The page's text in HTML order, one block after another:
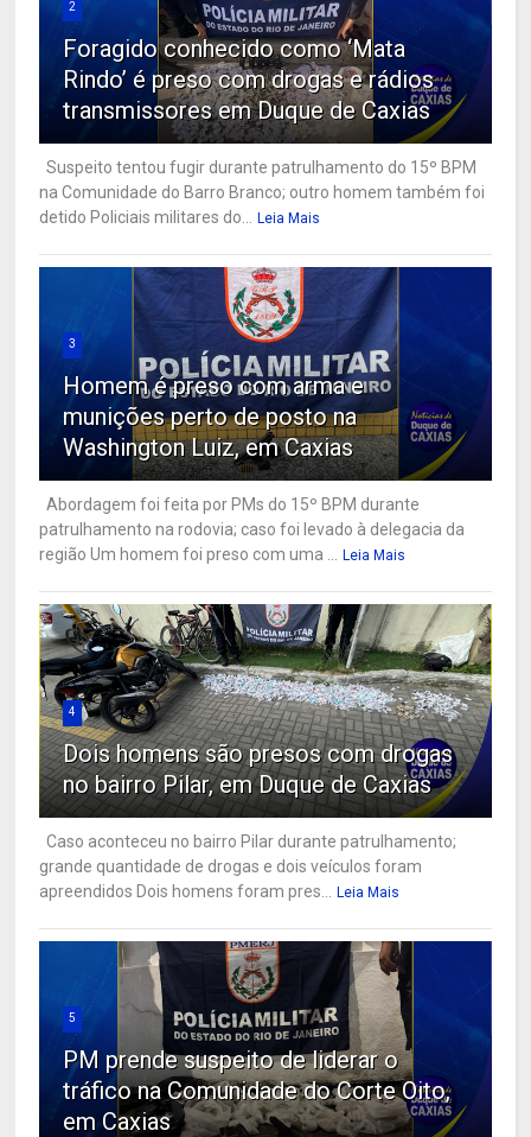
2
Foragido conhecido como ‘Mata
Rindo’ é preso com drogas e rádios
transmissores em Duque de Caxias
Suspeito tentou fugir durante patrulhamento do 15º BPM
na Comunidade do Barro Branco; outro homem também foi
detido Policiais militares do...
Leia Mais
3
Homem é preso com arma e
munições perto de posto na
Washington Luiz, em Caxias
Abordagem foi feita por PMs do 15º BPM durante
patrulhamento na rodovia; caso foi levado à delegacia da
região Um homem foi preso com uma ...
Leia Mais
4
Dois homens são presos com drogas
no bairro Pilar, em Duque de Caxias
Caso aconteceu no bairro Pilar durante patrulhamento;
grande quantidade de drogas e dois veículos foram
apreendidos Dois homens foram pres...
Leia Mais
5
PM prende suspeito de liderar o
tráfico na Comunidade do Corte Oito,
em Caxias